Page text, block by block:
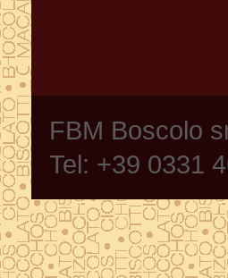
FBM Boscolo
Tel: +39 0331